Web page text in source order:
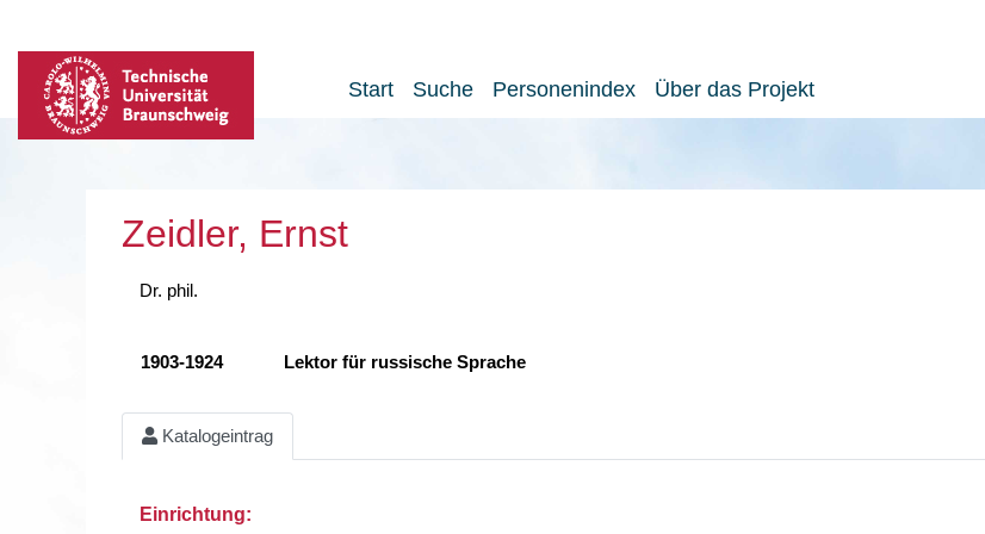
Start Suche Personenindex Über das Projekt
Zeidler, Ernst
Dr. phil.
1903-1924 Lektor für russische Sprache
Katalogeintrag
Einrichtung: